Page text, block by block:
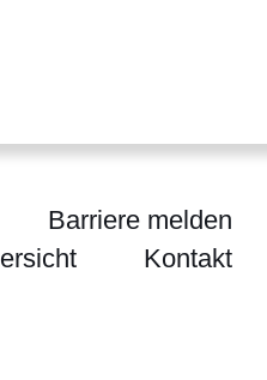
Barriere melden
Kontakt